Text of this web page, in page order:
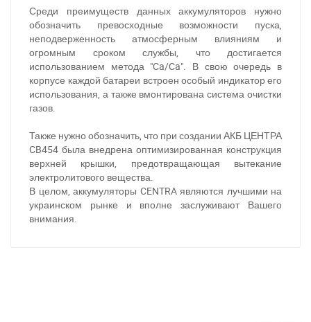
Среди преимуществ данных аккумуляторов нужно
обозначить превосходные возможности пуска,
неподверженность атмосферным влияниям и
огромным сроком службы, что достигается
использованием метода "Ca/Ca". В свою очередь в
корпусе каждой батареи встроен особый индикатор его
использования, а также вмонтирована система очистки
газов.
Также нужно обозначить, что при создании АКБ ЦЕНТРА
CB454 была внедрена оптимизированная конструкция
верхней крышки, предотвращающая вытекание
электролитового вещества.
В целом, аккумуляторы CENTRA являются лучшими на
украинском рынке и вполне заслуживают Вашего
внимания.
За відсутності звязку - дзвоніть, пишіть у Viber / Telegram
(093) 600-51-11